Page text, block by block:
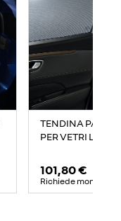
TENDINA
PER VETRI
101,80 €
Richiede montaggio